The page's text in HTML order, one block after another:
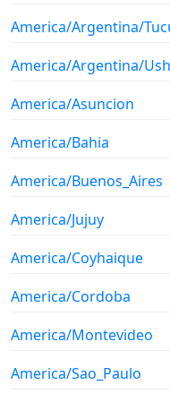
America/Argentina/
America/Argentina/
America/Asuncion
America/Bahia
America/Buenos_Aires
America/Jujuy
America/Coyhaique
America/Cordoba
America/Montevideo
America/Sao_Paulo